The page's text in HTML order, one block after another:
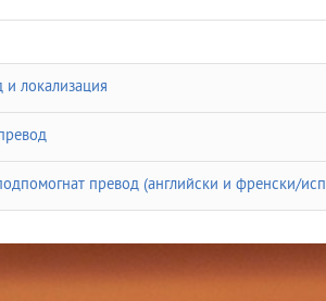
локализация
превод (английски и френски/